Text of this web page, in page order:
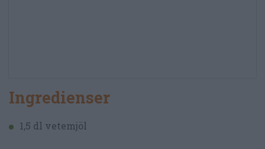
Ingredienser
1,5 dl vetemjöl